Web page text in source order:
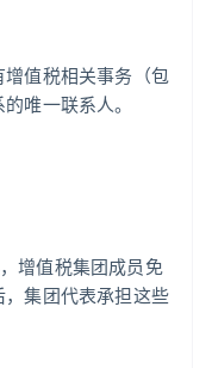
值税相关事务（包
唯一联系人。
增值税集团成员免
集团代表承担这些